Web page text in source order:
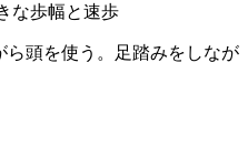
な歩幅と速歩
ら頭を使う。足踏みをしなが